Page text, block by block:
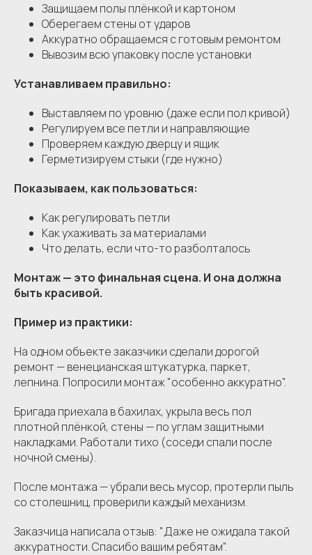
Защищаем полы плёнкой и картоном
Оберегаем стены от ударов
Аккуратно обращаемся с готовым ремонтом
Вывозим всю упаковку после установки
Устанавливаем правильно:
Выставляем по уровню (даже если пол кривой)
Регулируем все петли и направляющие
Проверяем каждую дверцу и ящик
Герметизируем стыки (где нужно)
Показываем, как пользоваться:
Как регулировать петли
Как ухаживать за материалами
Что делать, если что-то разболталось
Монтаж — это финальная сцена. И она должна
быть красивой.
Пример из практики:
На одном объекте заказчики сделали дорогой
ремонт — венецианская штукатурка, паркет,
лепнина. Попросили монтаж "особенно аккуратно".
Бригада приехала в бахилах, укрыла весь пол
плотной плёнкой, стены — по углам защитными
накладками. Работали тихо (соседи спали после
ночной смены).
После монтажа — убрали весь мусор, протерли пыль
со столешниц, проверили каждый механизм.
Заказчица написала отзыв: "Даже не ожидала такой
аккуратности. Спасибо вашим ребятам".